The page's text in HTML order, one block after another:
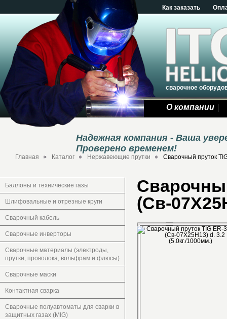
Как заказать
сварочное
О компании
Надежная компания - Ваша
Проверено временем!
Главная Каталог Нержавеющие прутки Сварочный пруток
Баллоны и технические газы
Шлифовальные и отрезные круги
Сварочный кабель
Сварочные инверторы
Сварочные материалы (электроды,
прутки, проволока, вольфрам и флюсы)
Сварочные маски
Контактная сварка
Сварочные полуавтоматы для сварки в
защитных газах (MIG)
(Св-